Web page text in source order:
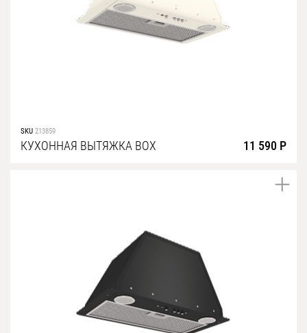
SKU 213859
КУХОННАЯ ВЫТЯЖКА BOX 11 590 Р